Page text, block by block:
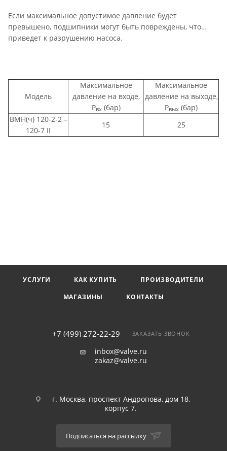
Если максимальное допустимое давление будет
превышено, подшипники могут быть повреждены, что
приведет к разрушению насоса.
Модель
Максимальное
давление на входе,
Рвх (бар)
Максимальное
давление на выходе,
Рвых (бар)
ВМН(ч) 120-2-2 –
120-7 II
15 25
УСЛУГИ КАК КУПИТЬ
ПРОИЗВОДИТЕЛИ
МАГАЗИНЫ
КОНТАКТЫ
+7 (499) 272-22-29 ЗАКАЗАТЬ ЗВОНОК
inbox@valve.ru
zakaz@valve.ru
г. Москва, проспект Андропова, дом 18,
корпус 7.
Подписаться на рассылку